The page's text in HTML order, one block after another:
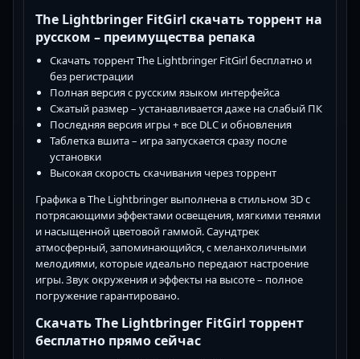
The Lightbringer FitGirl скачать торрент на
русском – преимущества репака
Скачать торрент The Lightbringer FitGirl бесплатно и
без регистрации
Полная версия с русским языком интерфейса
Сжатый размер – устанавливается даже на слабый ПК
Последняя версия игры + все DLC и обновления
Таблетка вшита – игра запускается сразу после
установки
Высокая скорость скачивания через торрент
Графика в The Lightbringer выполнена в стильном 3D с
потрясающими эффектами освещения, мягкими тенями
и насыщенной цветовой гаммой. Саундтрек
атмосферный, запоминающийся, с меланхоличными
мелодиями, которые идеально передают настроение
игры. Звук окружения и эффекты на высоте – полное
погружение гарантировано.
Скачать The Lightbringer FitGirl торрент
бесплатно прямо сейчас